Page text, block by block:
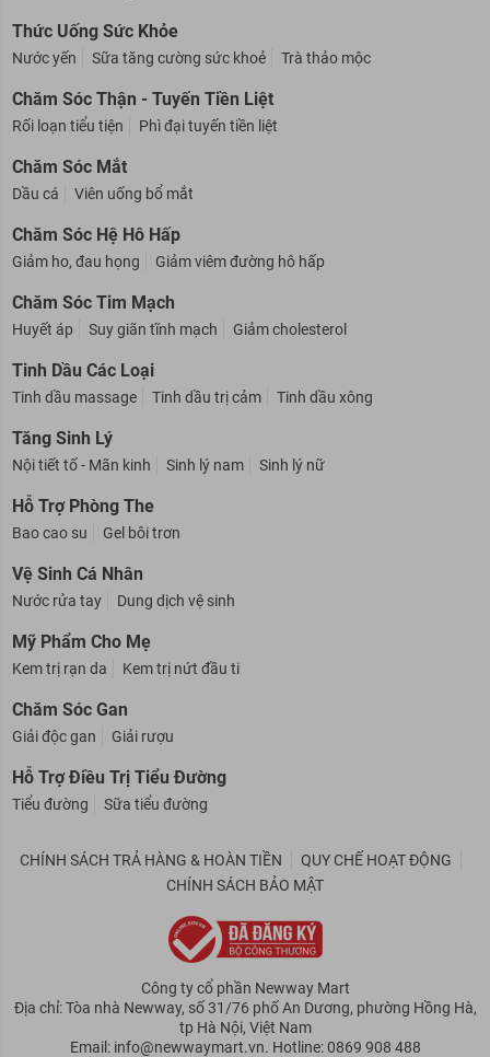
Thức Uống Sức Khỏe
Nước yến Sữa tăng cường sức khoẻ Trà thảo mộc
Chăm Sóc Thận - Tuyến Tiền Liệt
Rối loạn tiểu tiện Phì đại tuyến tiền liệt
Chăm Sóc Mắt
Dầu cá Viên uống bổ mắt
Chăm Sóc Hệ Hô Hấp
Giảm ho, đau họng Giảm viêm đường hô hấp
Chăm Sóc Tim Mạch
Huyết áp Suy giãn tĩnh mạch Giảm cholesterol
Tinh Dầu Các Loại
Tinh dầu massage Tinh dầu trị cảm Tinh dầu xông
Tăng Sinh Lý
Nội tiết tố - Mãn kinh Sinh lý nam Sinh lý nữ
Hỗ Trợ Phòng The
Bao cao su Gel bôi trơn
Vệ Sinh Cá Nhân
Nước rửa tay Dung dịch vệ sinh
Mỹ Phẩm Cho Mẹ
Kem trị rạn da Kem trị nứt đầu ti
Chăm Sóc Gan
Giải độc gan Giải rượu
Hỗ Trợ Điều Trị Tiểu Đường
Tiểu đường Sữa tiểu đường
CHÍNH SÁCH TRẢ HÀNG & HOÀN TIỀN
QUY CHẾ HOẠT ĐỘNG
CHÍNH SÁCH BẢO MẬT
Công ty cổ phần Newway Mart
Địa chỉ: Tòa nhà Newway, số 31/76 phố An Dương, phường Hồng Hà,
tp Hà Nội, Việt Nam
Email: info@newwaymart.vn. Hotline: 0869 908 488